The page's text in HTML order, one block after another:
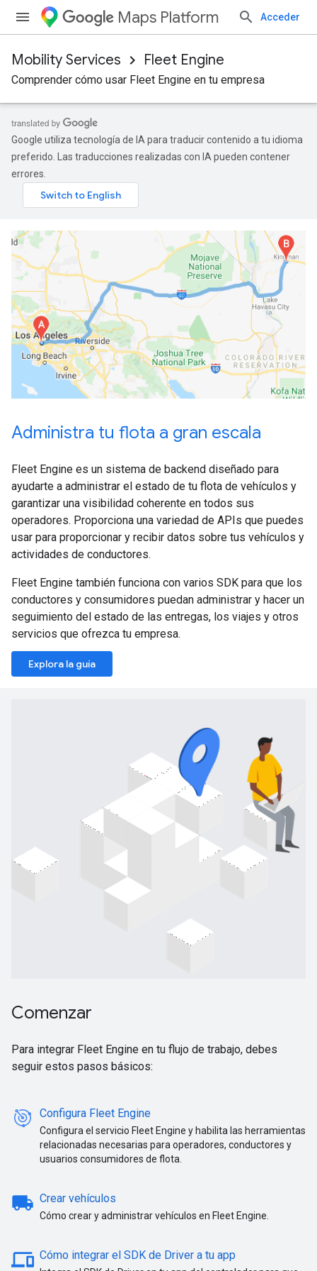
Maps Platform Acceder
Mobility Services Fleet Engine
Comprender cómo usar Fleet Engine en tu empresa
Google utiliza tecnología de IA para traducir contenido a tu idioma
preferido. Las traducciones realizadas con IA pueden contener
errores.
Administra tu flota a gran escala
Fleet Engine es un sistema de backend diseñado para
ayudarte a administrar el estado de tu flota de vehículos y
garantizar una visibilidad coherente en todos sus
operadores. Proporciona una variedad de APIs que puedes
usar para proporcionar y recibir datos sobre tus vehículos y
actividades de conductores.
Fleet Engine también funciona con varios SDK para que los
conductores y consumidores puedan administrar y hacer un
seguimiento del estado de las entregas, los viajes y otros
servicios que ofrezca tu empresa.
Explora la guía
Comenzar
Para integrar Fleet Engine en tu flujo de trabajo, debes
seguir estos pasos básicos:
Configura Fleet Engine
Configura el servicio Fleet Engine y habilita las herramientas
relacionadas necesarias para operadores, conductores y
usuarios consumidores de flota.
local_shipping Crear vehículos
Cómo crear y administrar vehículos en Fleet Engine.
devices Cómo integrar el SDK de Driver a tu app